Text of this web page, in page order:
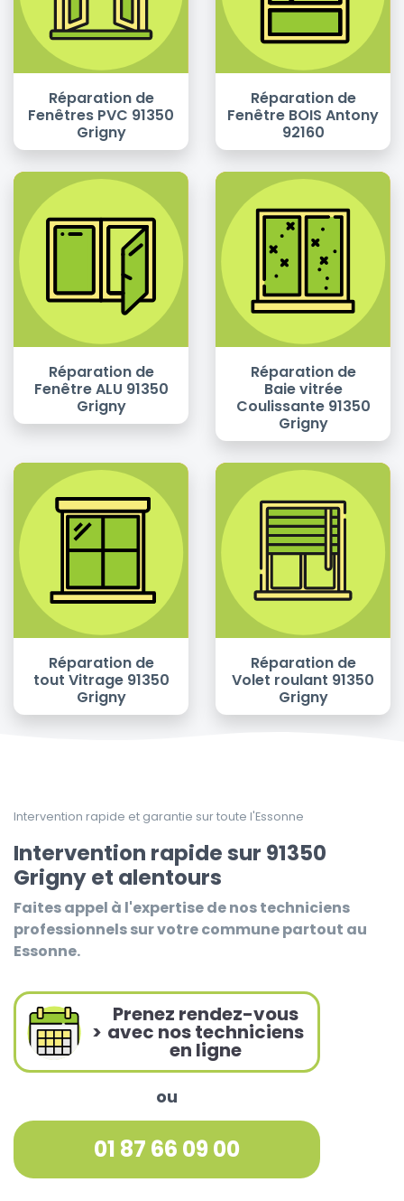
Réparation de
Fenêtres PVC 91350
Grigny
Réparation de
Fenêtre BOIS Antony
92160
Réparation de
Fenêtre ALU 91350
Grigny
Réparation de
Baie vitrée
Coulissante 91350
Grigny
Réparation de
tout Vitrage 91350
Grigny
Réparation de
Volet roulant 91350
Grigny
Intervention rapide et garantie sur toute l'Essonne
Intervention rapide sur 91350
Grigny et alentours
Faites appel à l'expertise de nos techniciens
professionnels sur votre commune partout au
Essonne.
>
Prenez rendez-vous
avec nos techniciens
en ligne
ou
01 87 66 09 00